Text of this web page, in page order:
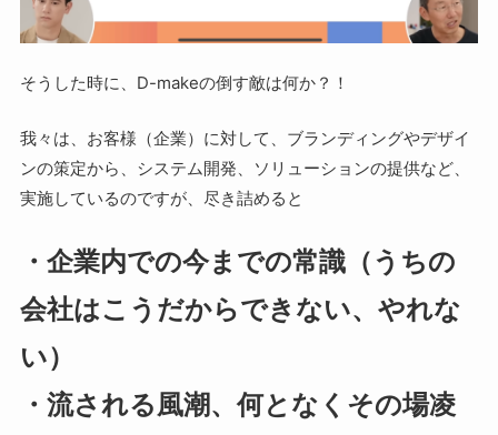
そうした時に、D-makeの倒す敵は何か？！
我々は、お客様（企業）に対して、ブランディングやデザイ
ンの策定から、システム開発、ソリューションの提供など、
実施しているのですが、尽き詰めると
・企業内での今までの常識（うちの
会社はこうだからできない、やれな
い）
・流される風潮、何となくその場凌